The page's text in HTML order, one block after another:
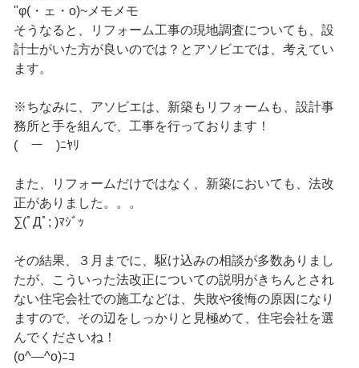
"φ(・ェ・o)~メモメモ
そうなると、リフォーム工事の現地調査についても、設
計士がいた方が良いのでは？とアソビエでは、考えてい
ます。
※ちなみに、アソビエは、新築もリフォームも、設計事
務所と手を組んで、工事を行っております！
(￣ー￣)ﾆﾔﾘ
また、リフォームだけではなく、新築においても、法改
正がありました。。。
∑(ﾟДﾟ; )ﾏｼﾞｯ
その結果、３月までに、駆け込みの相談が多数ありまし
たが、こういった法改正についての説明がきちんとされ
ない住宅会社での施工などは、失敗や後悔の原因になり
ますので、その辺をしっかりと見極めて、住宅会社を選
んでくださいね！
(o^―^o)ﾆｺ